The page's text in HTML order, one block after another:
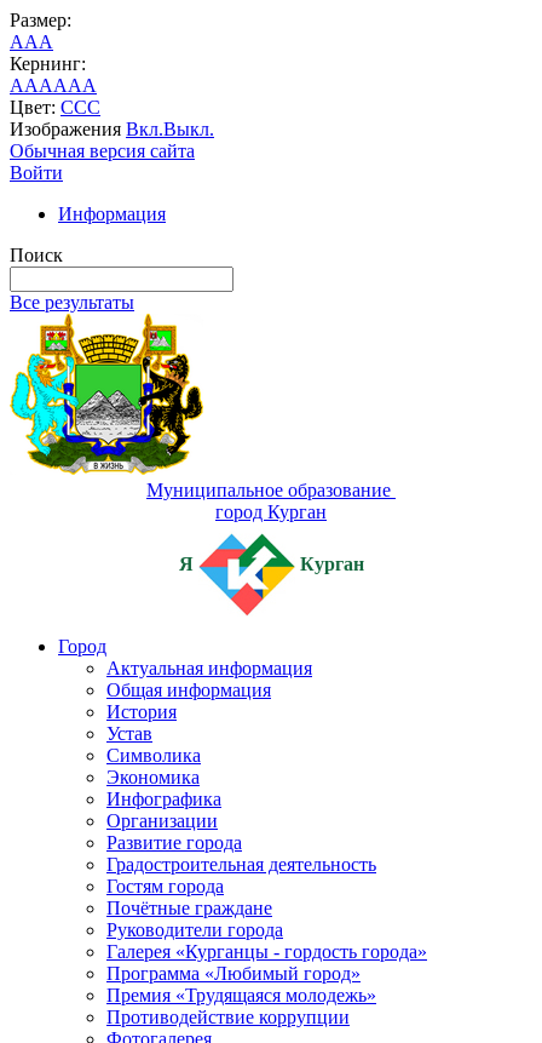
Размер:
AAA
Кернинг:
AAAAAA
Цвет: CCC
Изображения Вкл.Выкл.
Обычная версия сайта
Войти
Информация
Поиск
Все результаты
Муниципальное образование
город Курган
Я Курган
Город
Актуальная информация
Общая информация
История
Устав
Символика
Экономика
Инфографика
Организации
Развитие города
Градостроительная деятельность
Гостям города
Почётные граждане
Руководители города
Галерея «Курганцы - гордость города»
Программа «Любимый город»
Премия «Трудящаяся молодежь»
Противодействие коррупции
Фотогалерея